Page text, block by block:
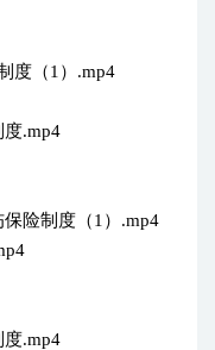
度（1）.mp4
.mp4
险制度（1）.mp4
.mp4